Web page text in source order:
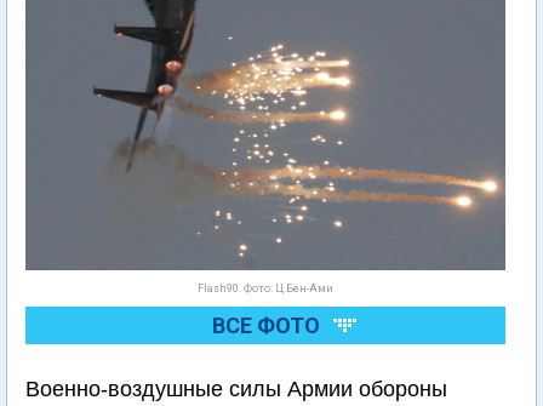
Flash90. Фото: Ц.Бен-Ами
ВСЕ ФОТО
Военно-воздушные силы Армии обороны